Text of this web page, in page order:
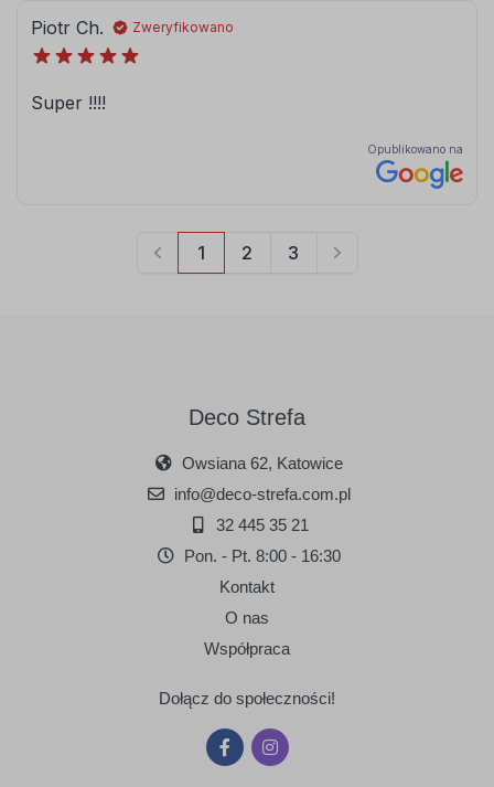
Deco Strefa
Owsiana 62, Katowice
info@deco-strefa.com.pl
32 445 35 21
Pon. - Pt. 8:00 - 16:30
Kontakt
O nas
Współpraca
Dołącz do społeczności!